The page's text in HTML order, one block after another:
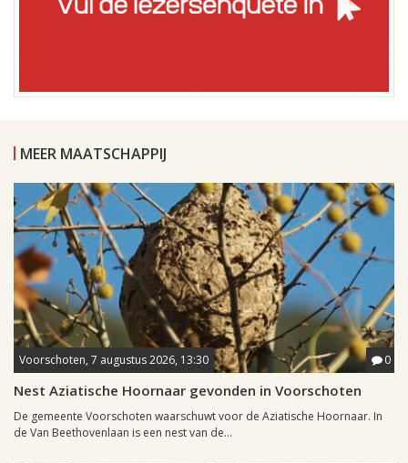
MEER MAATSCHAPPIJ
Voorschoten, 7 augustus 2026, 13:30 0
Nest Aziatische Hoornaar gevonden in Voorschoten
De gemeente Voorschoten waarschuwt voor de Aziatische Hoornaar. In
de Van Beethovenlaan is een nest van de...